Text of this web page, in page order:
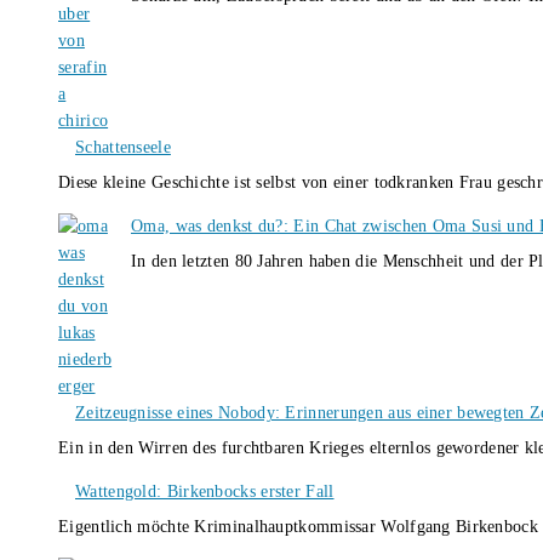
Schattenseele
Diese kleine Geschichte ist selbst von einer todkranken Frau
Oma, was denkst du?: Ein Chat zwischen Oma Susi
In den letzten 80 Jahren haben die Menschheit und
Zeitzeugnisse eines Nobody: Erinnerungen aus einer bewegten
Ein in den Wirren des furchtbaren Krieges elternlos gewordener
Wattengold: Birkenbocks erster Fall
Eigentlich möchte Kriminalhauptkommissar Wolfgang